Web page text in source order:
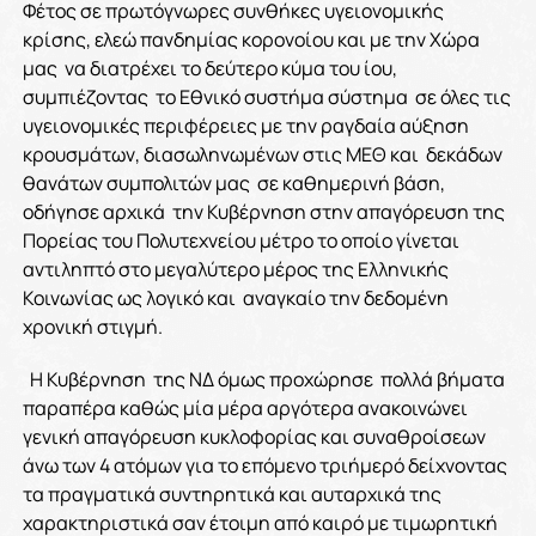
Φέτος σε πρωτόγνωρες συνθήκες υγειονομικής
κρίσης, ελεώ πανδημίας κορονοίου και με την Χώρα
μας να διατρέχει το δεύτερο κύμα του ίου,
συμπιέζοντας το Εθνικό συστήμα σύστημα σε όλες τις
υγειονομικές περιφέρειες με την ραγδαία αύξηση
κρουσμάτων, διασωληνωμένων στις ΜΕΘ και δεκάδων
θανάτων συμπολιτών μας σε καθημερινή βάση,
οδήγησε αρχικά την Κυβέρνηση στην απαγόρευση της
Πορείας του Πολυτεχνείου μέτρο το οποίο γίνεται
αντιληπτό στο μεγαλύτερο μέρος της Ελληνικής
Κοινωνίας ως λογικό και αναγκαίο την δεδομένη
χρονική στιγμή.
Η Κυβέρνηση της ΝΔ όμως προχώρησε πολλά βήματα
παραπέρα καθώς μία μέρα αργότερα ανακοινώνει
γενική απαγόρευση κυκλοφορίας και συναθροίσεων
άνω των 4 ατόμων για το επόμενο τριήμερό δείχνοντας
τα πραγματικά συντηρητικά και αυταρχικά της
χαρακτηριστικά σαν έτοιμη από καιρό με τιμωρητική